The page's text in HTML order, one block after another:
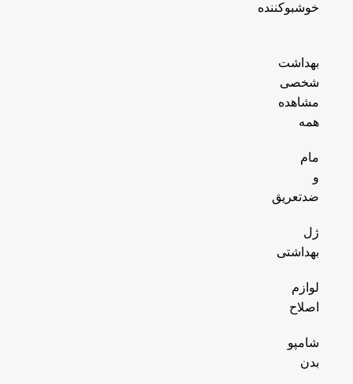
خوشبوکننده
بهداشت
شخصی
مشاهده
همه
مام
و
ضدتعریق
ژل
بهداشتی
لوازم
اصلاح
شامپو
بدن